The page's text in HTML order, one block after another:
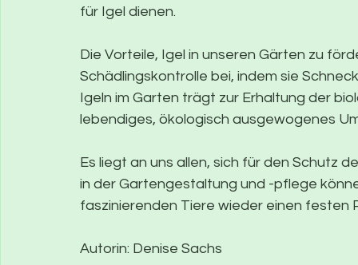
für Igel dienen.
Die Vorteile, Igel in unseren Gärten zu
Schädlingskontrolle bei, indem sie
Igeln im Garten trägt zur Erhaltung der
lebendiges, ökologisch ausgewogenes
Es liegt an uns allen, sich für den Schutz
in der Gartengestaltung und -pflege
faszinierenden Tiere wieder einen festen
Autorin: Denise Sachs